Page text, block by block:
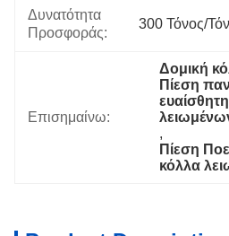
Δυνατότητα
Προσφοράς:
300 Τόνος/
Επισημαίνω:
Δομική
Πίεση
,
Πίεση
κόλλα